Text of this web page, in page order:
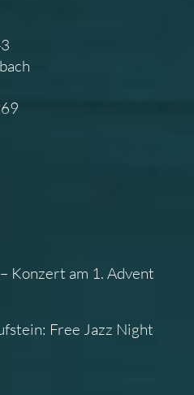
Konzert am 1. Advent
Free Jazz Night